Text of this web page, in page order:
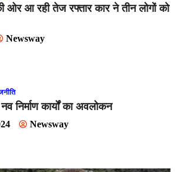
की ओर आ रही तेज रफ्तार कार ने तीन लोगों को
Newsway
निर्माण कार्यों का अवलोकन
Newsway